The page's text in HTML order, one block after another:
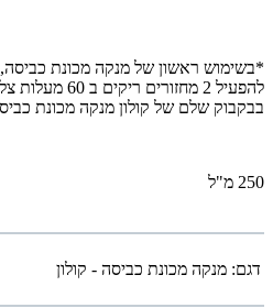
*בשימוש ראשון של מנקה מכונת
להפעיל 2
בבקבוק שלם של קולון מנקה מכונת
250 מ"ל
דגם: מנקה מכונת כביסה - קולון